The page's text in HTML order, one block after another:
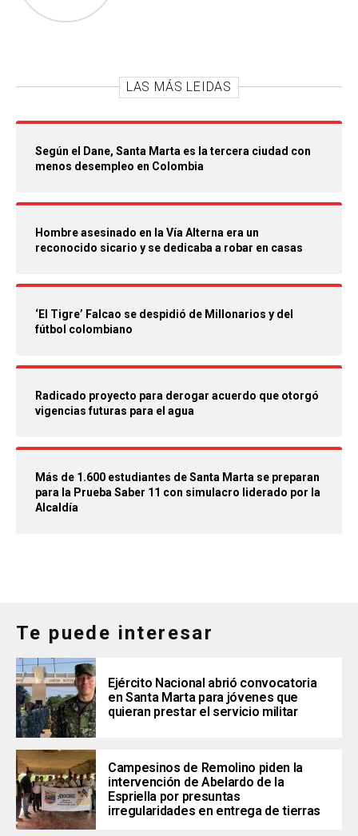
LAS MÁS LEIDAS
Según el Dane, Santa Marta es la tercera ciudad con
menos desempleo en Colombia
Hombre asesinado en la Vía Alterna era un
reconocido sicario y se dedicaba a robar en casas
‘El Tigre’ Falcao se despidió de Millonarios y del
fútbol colombiano
Radicado proyecto para derogar acuerdo que otorgó
vigencias futuras para el agua
Más de 1.600 estudiantes de Santa Marta se preparan
para la Prueba Saber 11 con simulacro liderado por la
Alcaldía
Te puede interesar
Ejército Nacional abrió convocatoria
en Santa Marta para jóvenes que
quieran prestar el servicio militar
Campesinos de Remolino piden la
intervención de Abelardo de la
Espriella por presuntas
irregularidades en entrega de tierras